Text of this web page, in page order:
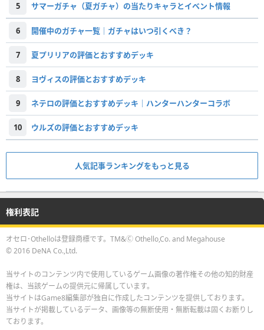
5 サマーガチャ（夏ガチャ）の当たりキャラとイベント情報
6 開催中のガチャ一覧｜ガチャはいつ引くべき？
7 夏プリリアの評価とおすすめデッキ
8 ヨヴィスの評価とおすすめデッキ
9 ネテロの評価とおすすめデッキ｜ハンターハンターコラボ
10 ウルズの評価とおすすめデッキ
人気記事ランキングをもっと見る
権利表記
オセロ･Othelloは登録商標です。TM&Ⓒ Othello,Co. and Megahouse
© 2016 DeNA Co.,Ltd.
当サイトのコンテンツ内で使用しているゲーム画像の著作権その他の知的財産
権は、当該ゲームの提供元に帰属しています。
当サイトはGame8編集部が独自に作成したコンテンツを提供しております。
当サイトが掲載しているデータ、画像等の無断使用・無断転載は固くお断りし
ております。